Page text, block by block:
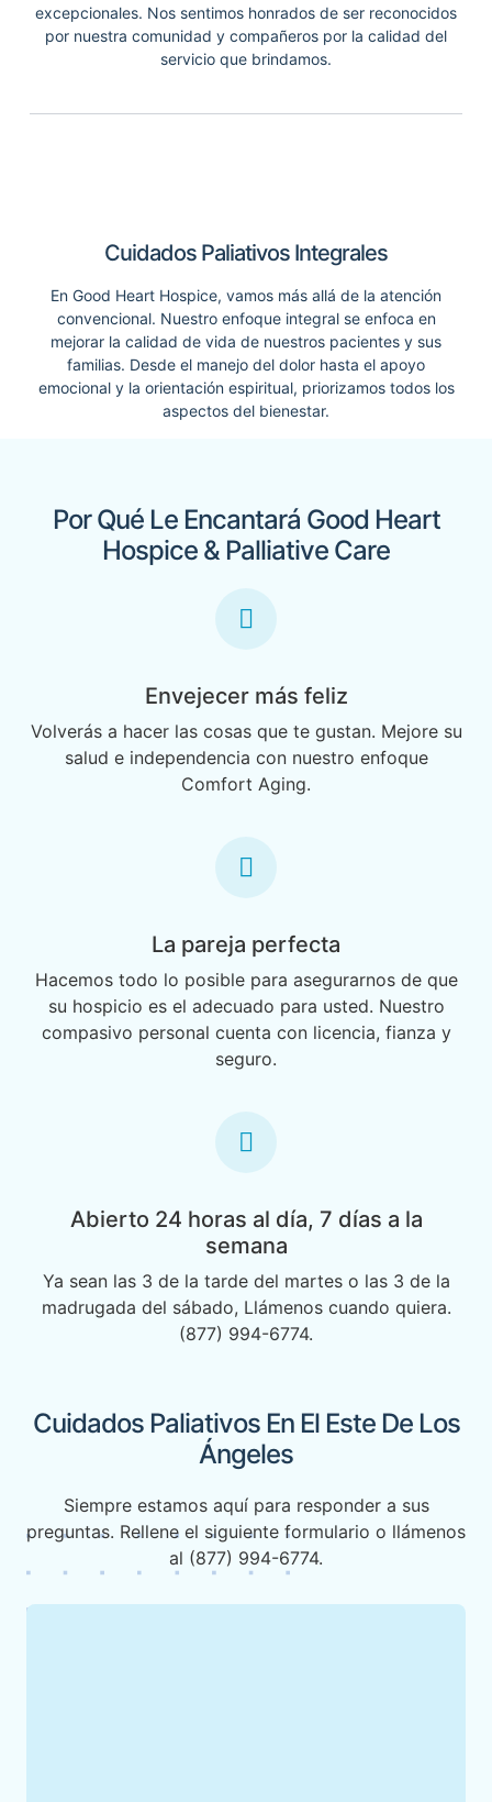
excepcionales. Nos sentimos honrados de ser reconocidos
por nuestra comunidad y compañeros por la calidad del
servicio que brindamos.
Cuidados Paliativos Integrales
En Good Heart Hospice, vamos más allá de la atención
convencional. Nuestro enfoque integral se enfoca en
mejorar la calidad de vida de nuestros pacientes y sus
familias. Desde el manejo del dolor hasta el apoyo
emocional y la orientación espiritual, priorizamos todos los
aspectos del bienestar.
Por Qué Le Encantará Good Heart
Hospice & Palliative Care
Envejecer más feliz
Volverás a hacer las cosas que te gustan. Mejore su
salud e independencia con nuestro enfoque
Comfort Aging.
La pareja perfecta
Hacemos todo lo posible para asegurarnos de que
su hospicio es el adecuado para usted. Nuestro
compasivo personal cuenta con licencia, fianza y
seguro.
Abierto 24 horas al día, 7 días a la
semana
Ya sean las 3 de la tarde del martes o las 3 de la
madrugada del sábado, Llámenos cuando quiera.
(877) 994-6774.
Cuidados Paliativos En El Este De Los
Ángeles
Siempre estamos aquí para responder a sus
preguntas. Rellene el siguiente formulario o llámenos
al (877) 994-6774.